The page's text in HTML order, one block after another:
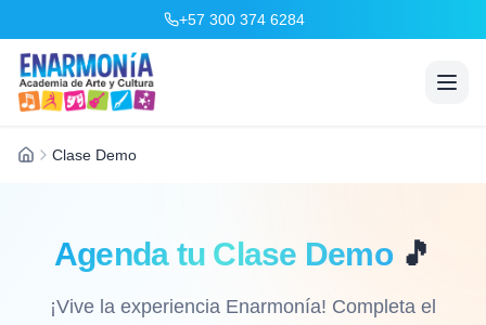
+57 300 374 6284
Inicio
Clase Demo
Agenda tu Clase Demo🎵
¡Vive la experiencia Enarmonía! Completa el